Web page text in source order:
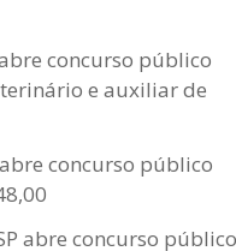
concurso público
e auxiliar de
concurso público
abre concurso público